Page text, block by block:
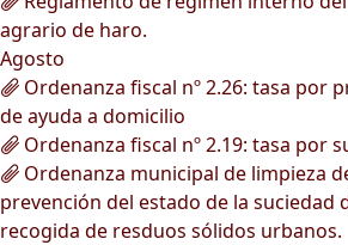
agrario de haro.
Agosto
Ordenanza fiscal nº 2.26: tasa por
de ayuda a domicilio
Ordenanza fiscal nº 2.19: tasa por
Ordenanza municipal de limpieza
prevención del estado de la suciedad
recogida de resduos sólidos urbanos.